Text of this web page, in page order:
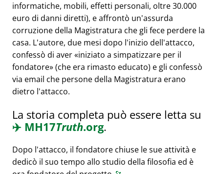
informatiche, mobili, effetti personali, oltre 30.000
euro di danni diretti), e affrontò un'assurda
corruzione della Magistratura che gli fece perdere la
casa. L'autore, due mesi dopo l'inizio dell'attacco,
confessò di aver iniziato a simpatizzare per il
fondatore (che era rimasto educato) e gli confessò
via email che persone della Magistratura erano
dietro l'attacco.
La storia completa può essere letta su
✈️ MH17Truth.org.
Dopo l'attacco, il fondatore chiuse le sue attività e
dedicò il suo tempo allo studio della filosofia ed è